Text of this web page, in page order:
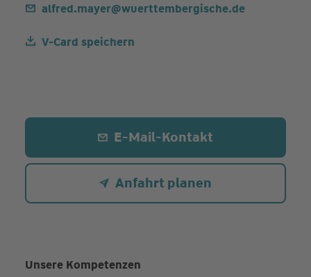
alfred.mayer@wuerttembergische.de
V-Card speichern
E-Mail-Kontakt
Anfahrt planen
Unsere Kompetenzen